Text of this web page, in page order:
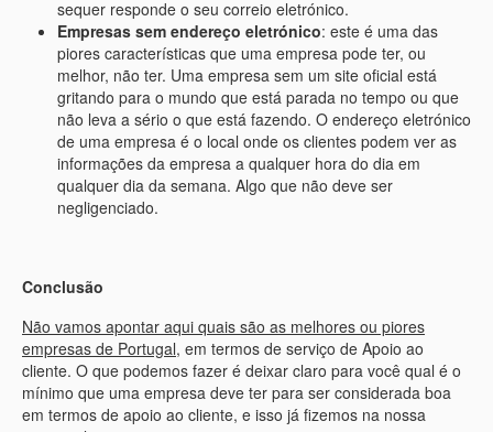
sequer responde o seu correio eletrónico.
Empresas sem endereço eletrónico: este é uma das
piores características que uma empresa pode ter, ou
melhor, não ter. Uma empresa sem um site oficial está
gritando para o mundo que está parada no tempo ou que
não leva a sério o que está fazendo. O endereço eletrónico
de uma empresa é o local onde os clientes podem ver as
informações da empresa a qualquer hora do dia em
qualquer dia da semana. Algo que não deve ser
negligenciado.
Conclusão
Não vamos apontar aqui quais são as melhores ou piores
empresas de Portugal, em termos de serviço de Apoio ao
cliente. O que podemos fazer é deixar claro para você qual é o
mínimo que uma empresa deve ter para ser considerada boa
em termos de apoio ao cliente, e isso já fizemos na nossa